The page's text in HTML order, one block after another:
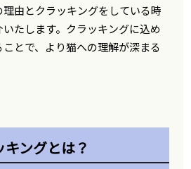
由とクラッキングをしている時
たします。クラッキングに込め
とで、より猫への理解が深まる
ングとは？